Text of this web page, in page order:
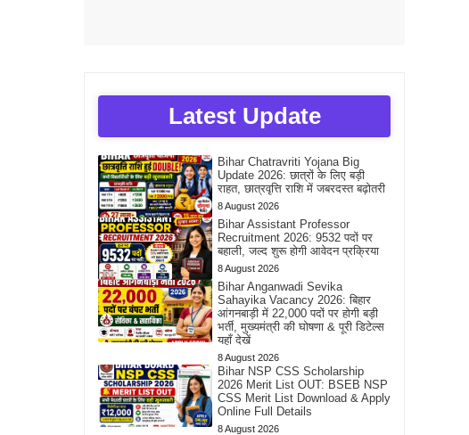
Latest Update
Bihar Chatravriti Yojana Big
Update 2026: छात्रों के लिए बड़ी
राहत, छात्रवृत्ति राशि में जबरदस्त बढ़ोतरी
8 August 2026
Bihar Assistant Professor
Recruitment 2026: 9532 पदों पर
बहाली, जल्द शुरू होगी आवेदन प्रक्रिया
8 August 2026
Bihar Anganwadi Sevika
Sahayika Vacancy 2026: बिहार
आंगनबाड़ी में 22,000 पदों पर होगी बड़ी
भर्ती, मुख्यमंत्री की घोषणा & पूरी डिटेल्स
यहाँ देखें
8 August 2026
Bihar NSP CSS Scholarship
2026 Merit List OUT: BSEB NSP
CSS Merit List Download & Apply
Online Full Details
8 August 2026